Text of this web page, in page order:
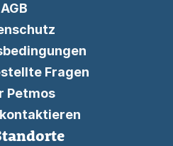
AGB
Fragen
Petmos